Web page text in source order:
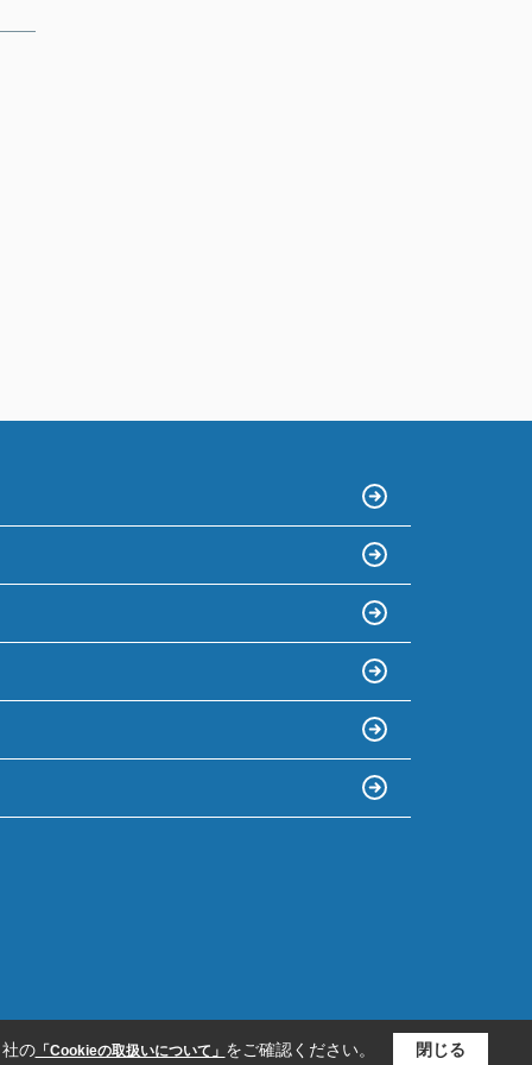
の「Cookieの取扱いについて」 をご確認ください。 閉じる